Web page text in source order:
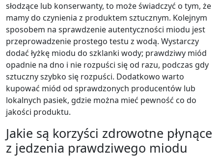
słodzące lub konserwanty, to może świadczyć o tym, że
mamy do czynienia z produktem sztucznym. Kolejnym
sposobem na sprawdzenie autentyczności miodu jest
przeprowadzenie prostego testu z wodą. Wystarczy
dodać łyżkę miodu do szklanki wody; prawdziwy miód
opadnie na dno i nie rozpuści się od razu, podczas gdy
sztuczny szybko się rozpuści. Dodatkowo warto
kupować miód od sprawdzonych producentów lub
lokalnych pasiek, gdzie można mieć pewność co do
jakości produktu.
Jakie są korzyści zdrowotne płynące
z jedzenia prawdziwego miodu